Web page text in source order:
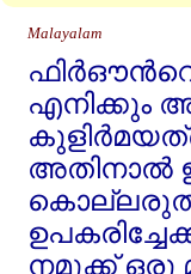
Malayalam
എനിക്കും
അതിനാല്‍
നമുക്ക്‌ ഒരു